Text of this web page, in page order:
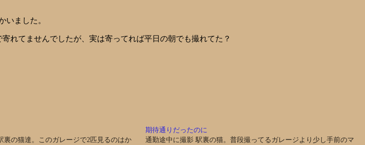
いました。
れてませんでしたが、実は寄ってれば平日の朝でも撮れてた？
裏の猫達。このガレージで2匹見るのはか
期待通りだったのに
通勤途中に撮影 駅裏の猫。普段撮ってるガレージより少し手前のマ